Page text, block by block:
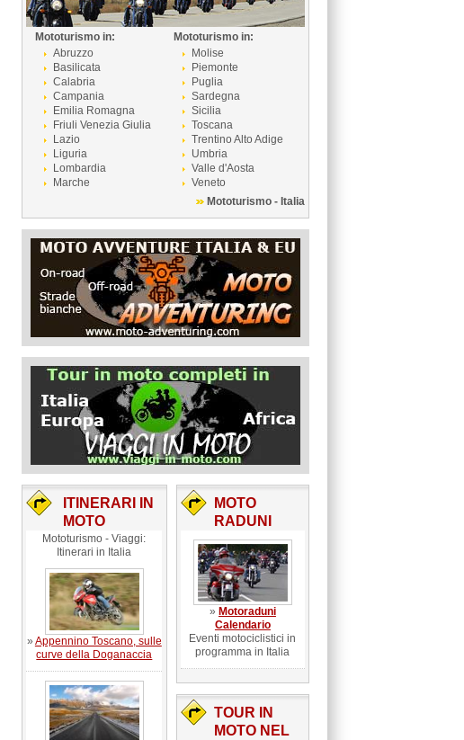
Mototurismo in:
Abruzzo
Basilicata
Calabria
Campania
Emilia Romagna
Friuli Venezia Giulia
Lazio
Liguria
Lombardia
Marche
Mototurismo in:
Molise
Piemonte
Puglia
Sardegna
Sicilia
Toscana
Trentino Alto Adige
Umbria
Valle d'Aosta
Veneto
Mototurismo - Italia
ITINERARI IN
MOTO
Mototurismo - Viaggi:
Itinerari in Italia
» Appennino Toscano, sulle
curve della Doganaccia
MOTO
RADUNI
» Motoraduni
Calendario
Eventi motociclistici in
programma in Italia
TOUR IN
MOTO NEL